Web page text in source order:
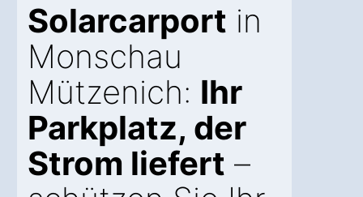
Solarcarport in
Monschau
Mützenich: Ihr
Parkplatz, der
Strom liefert –